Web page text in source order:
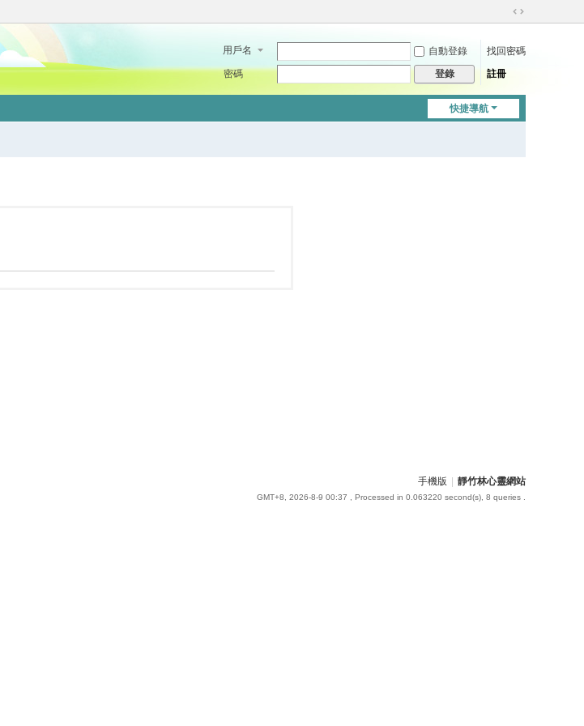
切
到
用戶名 自動登錄
找回密碼
密碼
登錄 註冊
快捷導航
手機版 靜竹林心靈網站
GMT+8, 2026-8-9 00:37 , Processed in 0.063220 second(s), 8 queries .